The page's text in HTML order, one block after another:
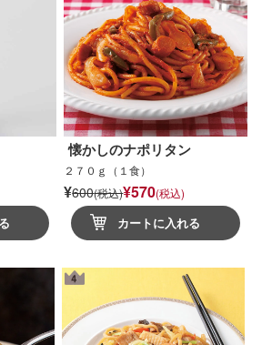
懐かしのナポリタン
２７０ｇ（１食）
¥600(税込)¥570(税込)
カートに入れる